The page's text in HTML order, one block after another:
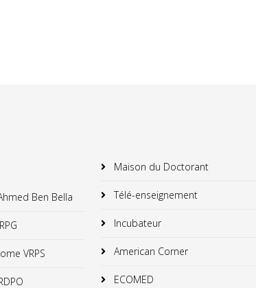
Ben Bella
VRPS
Maison du Doctorant
Télé-enseignement
Incubateur
American Corner
ECOMED